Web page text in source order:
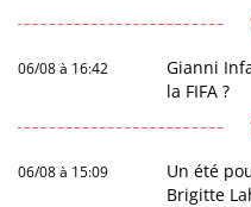
06/08 à 16:42
Gianni
la FIFA ?
06/08 à 15:09
Un été
Brigitte